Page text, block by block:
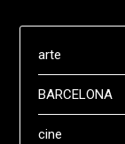
arte
BARCELONA
cine